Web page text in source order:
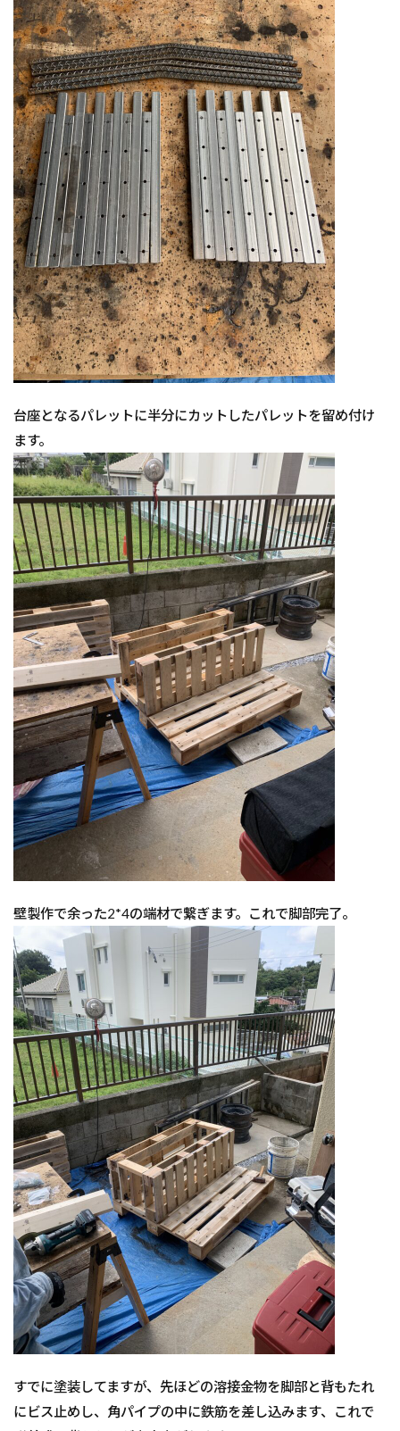
台座となるパレットに半分にカットしたパレットを留め付け
ます。
壁製作で余った2*4の端材で繋ぎます。これで脚部完了。
すでに塗装してますが、先ほどの溶接金物を脚部と背もたれ
にビス止めし、角パイプの中に鉄筋を差し込みます、これで